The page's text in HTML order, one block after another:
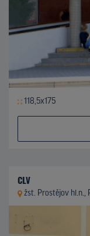
118,5x175
CLV
žst. Prostějov hl.n.,